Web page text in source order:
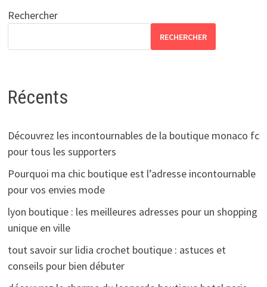
Rechercher
RECHERCHER
Récents
Découvrez les incontournables de la boutique monaco fc
pour tous les supporters
Pourquoi ma chic boutique est l’adresse incontournable
pour vos envies mode
lyon boutique : les meilleures adresses pour un shopping
unique en ville
tout savoir sur lidia crochet boutique : astuces et
conseils pour bien débuter